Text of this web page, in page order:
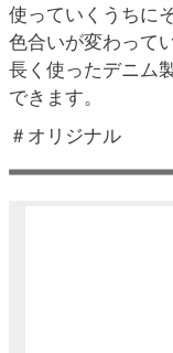
使っていくうちに
色合いが変わって
長く使ったデニム
できます。
＃オリジナル